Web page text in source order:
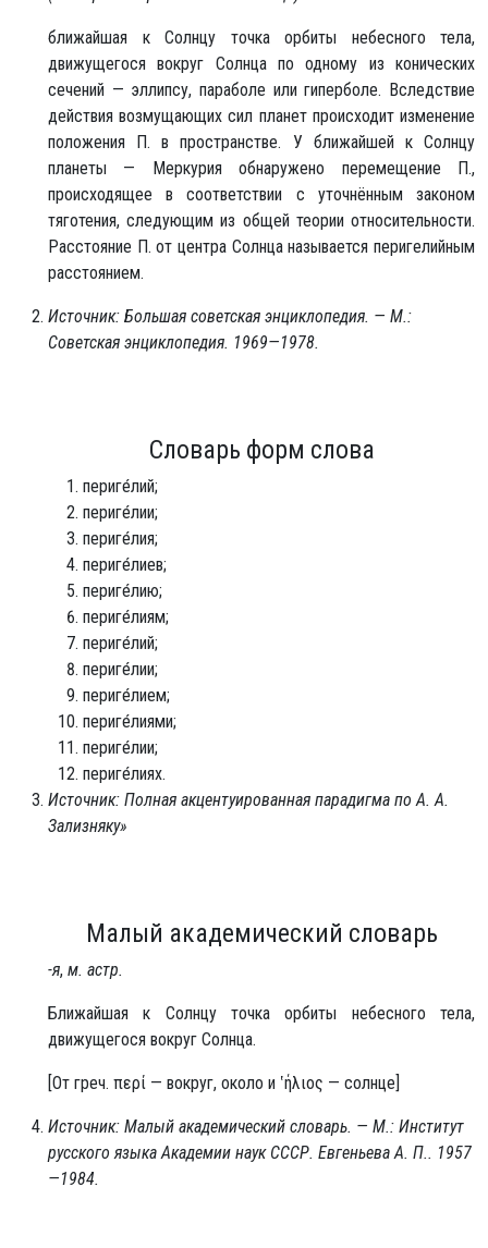
ближайшая к Солнцу точка орбиты небесного тела,
движущегося вокруг Солнца по одному из конических
сечений — эллипсу, параболе или гиперболе. Вследствие
действия возмущающих сил планет происходит изменение
положения П. в пространстве. У ближайшей к Солнцу
планеты — Меркурия обнаружено перемещение П.,
происходящее в соответствии с уточнённым законом
тяготения, следующим из общей теории относительности.
Расстояние П. от центра Солнца называется перигелийным
расстоянием.
Источник: Большая советская энциклопедия. — М.:
Советская энциклопедия. 1969—1978.
Словарь форм слова
периге́лий;
периге́лии;
периге́лия;
периге́лиев;
периге́лию;
периге́лиям;
периге́лий;
периге́лии;
периге́лием;
периге́лиями;
периге́лии;
периге́лиях.
Источник: Полная акцентуированная парадигма по А. А.
Зализняку»
Малый академический словарь
-я, м. астр.
Ближайшая к Солнцу точка орбиты небесного тела,
движущегося вокруг Солнца.
[От греч. περί — вокруг, около и ‛ήλιος — солнце]
Источник: Малый академический словарь. — М.: Институт
русского языка Академии наук СССР. Евгеньева А. П.. 1957
—1984.